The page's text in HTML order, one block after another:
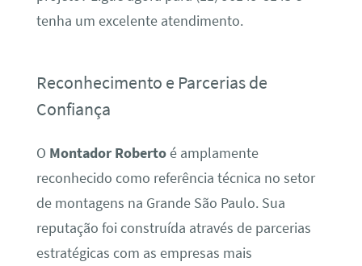
tenha um excelente atendimento.
Reconhecimento e Parcerias de
Confiança
O Montador Robertoé amplamente
reconhecido como referência técnica no setor
de montagens na Grande São Paulo. Sua
reputação foi construída através de parcerias
estratégicas com as empresas mais